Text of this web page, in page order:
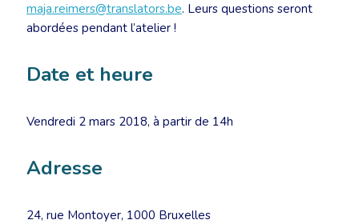
maja.reimers@translators.be. Leurs questions seront
abordées pendant l’atelier !
Date et heure
Vendredi 2 mars 2018, à partir de 14h
Adresse
24, rue Montoyer, 1000 Bruxelles